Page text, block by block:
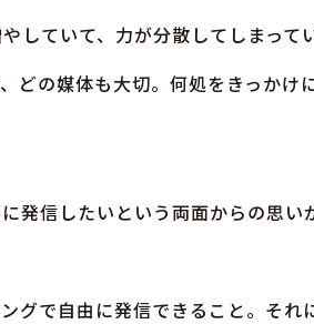
していて、力が分散してしまってい
どの媒体も大切。何処をきっか
発信したいという両面からの思い
グで自由に発信できること。それ